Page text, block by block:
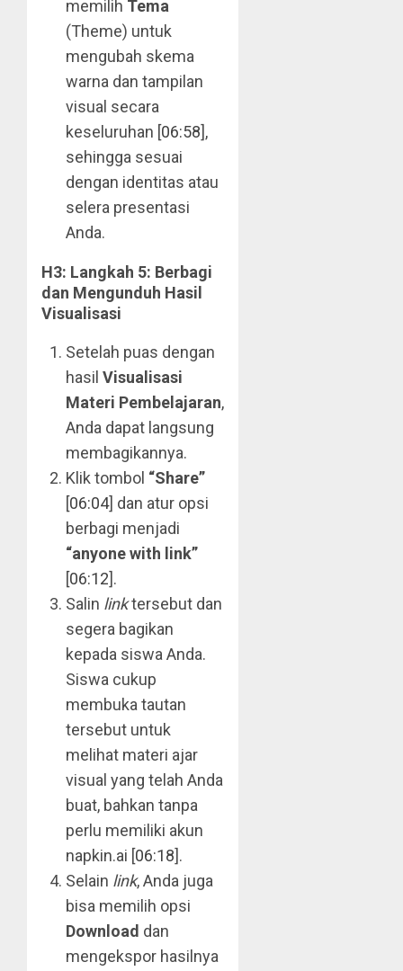
memilih Tema
(Theme) untuk
mengubah skema
warna dan tampilan
visual secara
keseluruhan [06:58],
sehingga sesuai
dengan identitas atau
selera presentasi
Anda.
H3: Langkah 5: Berbagi
dan Mengunduh Hasil
Visualisasi
Setelah puas dengan
hasil Visualisasi
Materi Pembelajaran,
Anda dapat langsung
membagikannya.
Klik tombol “Share”
[06:04] dan atur opsi
berbagi menjadi
“anyone with link”
[06:12].
Salin linktersebut dan
segera bagikan
kepada siswa Anda.
Siswa cukup
membuka tautan
tersebut untuk
melihat materi ajar
visual yang telah Anda
buat, bahkan tanpa
perlu memiliki akun
napkin.ai [06:18].
Selain link, Anda juga
bisa memilih opsi
Download dan
mengekspor hasilnya